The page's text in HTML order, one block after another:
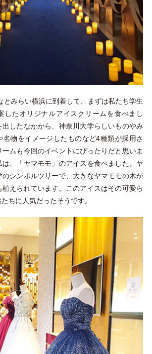
とみらい横浜に到着して、まずは私たち学生
したオリジナルアイスクリームを食べまし
したなかから、神奈川大学らしいものやみ
名物をイメージしたものなど4種類が採用さ
ムも今回のイベントにぴったりだと思いま
は、「ヤマモモ」のアイスを食べました。ヤ
のシンボルツリーで、大きなヤマモモの木が
えられています。このアイスはその可愛ら
ちに人気だったそうです。